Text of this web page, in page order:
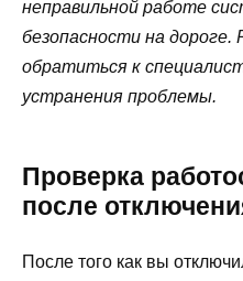
неправильной работе
безопасности на дороге.
обратиться к
устранения проблемы.
Проверка
после
После того как вы